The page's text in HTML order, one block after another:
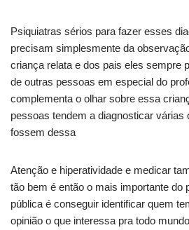
Psiquiatras sérios para fazer esses
precisam simplesmente da
criança relata e dos pais eles sempre
de outras pessoas em especial do
complementa o olhar sobre essa
pessoas tendem a diagnosticar
fossem dessa
Atenção e hiperatividade e medicar
tão bem é então o mais importante do
pública é conseguir identificar quem
opinião o que interessa pra todo